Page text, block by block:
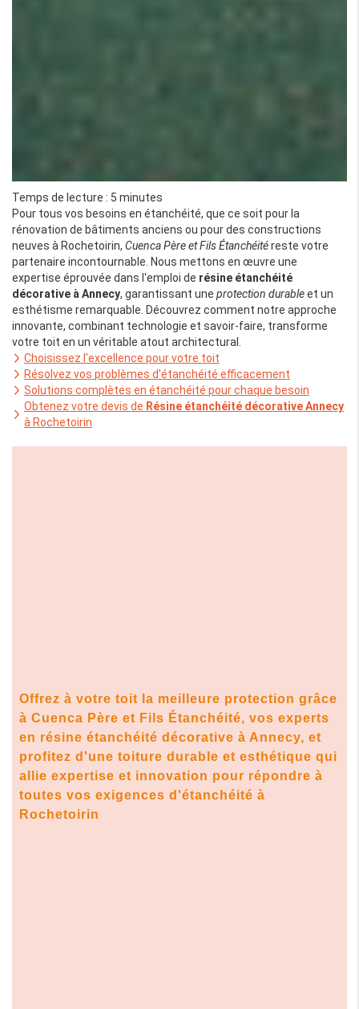
Temps de lecture : 5 minutes
Pour tous vos besoins en étanchéité, que ce soit pour la
rénovation de bâtiments anciens ou pour des constructions
neuves à Rochetoirin, Cuenca Père et Fils Étanchéitéreste votre
partenaire incontournable. Nous mettons en œuvre une
expertise éprouvée dans l'emploi de résine étanchéité
décorative à Annecy, garantissant une protection durableet un
esthétisme remarquable. Découvrez comment notre approche
innovante, combinant technologie et savoir-faire, transforme
votre toit en un véritable atout architectural.
Choisissez l'excellence pour votre toit
Résolvez vos problèmes d'étanchéité efficacement
Solutions complètes en étanchéité pour chaque besoin
Obtenez votre devis de Résine étanchéité décorative Annecy
à Rochetoirin
Offrez à votre toit la meilleure protection grâce
à Cuenca Père et Fils Étanchéité, vos experts
en résine étanchéité décorative à Annecy, et
profitez d'une toiture durable et esthétique qui
allie expertise et innovation pour répondre à
toutes vos exigences d'étanchéité à
Rochetoirin